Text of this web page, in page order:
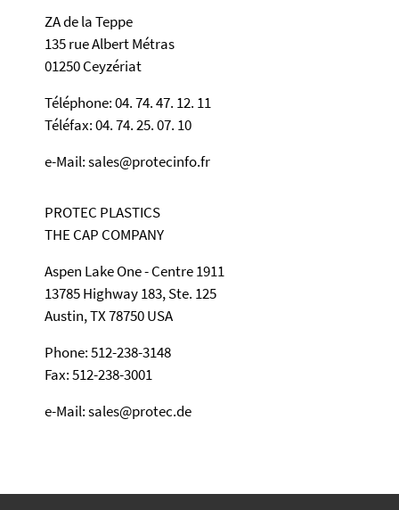
ZA de la Teppe
135 rue Albert Métras
01250 Ceyzériat
Téléphone: 04. 74. 47. 12. 11
Téléfax: 04. 74. 25. 07. 10
e-Mail: sales@protecinfo.fr
PROTEC PLASTICS
THE CAP COMPANY
Aspen Lake One - Centre 1911
13785 Highway 183, Ste. 125
Austin, TX 78750 USA
Phone: 512-238-3148
Fax: 512-238-3001
e-Mail: sales@protec.de